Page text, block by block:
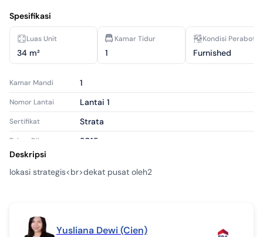
Spesifikasi
Luas Unit
34 m²
Kamar Tidur
1
Kondisi Perabotan
Furnished
Kamar Mandi 1
Nomor Lantai Lantai 1
Sertifikat Strata
Tahun Dibangun 2015
Kondisi Properti
Apartemen
ID Iklan
Deskripsi
lokasi strategis<br>dekat pusat oleh2
Yusliana Dewi (Cien)